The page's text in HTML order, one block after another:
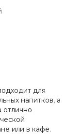
для
напитков, а
отлично
или в кафе.